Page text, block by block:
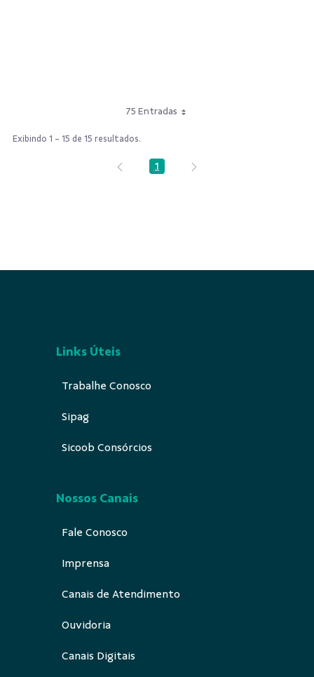
75 Entradas
Exibindo 1 - 15 de 15 resultados.
Página
1
Links Úteis
Trabalhe Conosco
Sipag
Sicoob Consórcios
Nossos Canais
Fale Conosco
Imprensa
Canais de Atendimento
Ouvidoria
Canais Digitais